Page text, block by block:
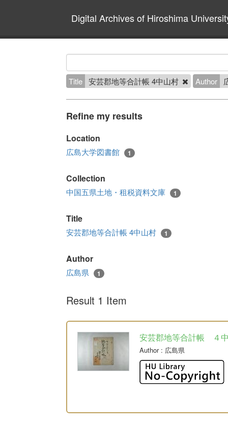
Digital Archives of Hiroshima
Title 安芸郡地等合計帳 4中山村 Author
Refine my results
Location
広島大学図書館 1
Collection
中国五県土地・租税資料文庫 1
Title
安芸郡地等合計帳 4中山村 1
Author
広島県 1
Result 1 Item
安芸郡地等合計帳 ４
Author: 広島県